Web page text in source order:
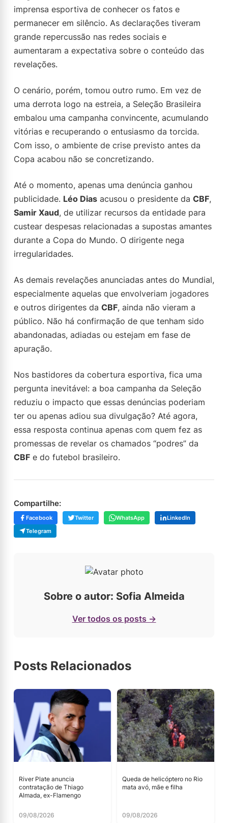
imprensa esportiva de conhecer os fatos e
permanecer em silêncio. As declarações tiveram
grande repercussão nas redes sociais e
aumentaram a expectativa sobre o conteúdo das
revelações.
O cenário, porém, tomou outro rumo. Em vez de
uma derrota logo na estreia, a Seleção Brasileira
embalou uma campanha convincente, acumulando
vitórias e recuperando o entusiasmo da torcida.
Com isso, o ambiente de crise previsto antes da
Copa acabou não se concretizando.
Até o momento, apenas uma denúncia ganhou
publicidade. Léo Dias acusou o presidente da CBF,
Samir Xaud, de utilizar recursos da entidade para
custear despesas relacionadas a supostas amantes
durante a Copa do Mundo. O dirigente nega
irregularidades.
As demais revelações anunciadas antes do Mundial,
especialmente aquelas que envolveriam jogadores
e outros dirigentes da CBF, ainda não vieram a
público. Não há confirmação de que tenham sido
abandonadas, adiadas ou estejam em fase de
apuração.
Nos bastidores da cobertura esportiva, fica uma
pergunta inevitável: a boa campanha da Seleção
reduziu o impacto que essas denúncias poderiam
ter ou apenas adiou sua divulgação? Até agora,
essa resposta continua apenas com quem fez as
promessas de revelar os chamados “podres” da
CBF e do futebol brasileiro.
Compartilhe:
Facebook Twitter WhatsApp
LinkedIn
Telegram
Sobre o autor: Sofia Almeida
Ver todos os posts →
Posts Relacionados
River Plate anuncia
contratação de Thiago
Almada, ex-Flamengo
09/08/2026
Queda de helicóptero no Rio
mata avó, mãe e filha
09/08/2026